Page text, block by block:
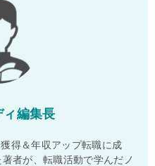
ィ編集長
得＆年収アップ転職に成
者が、転職活動で学んだノ